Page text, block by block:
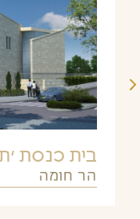
כנסת ׳תפארת
חומה